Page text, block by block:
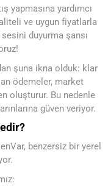
yapmasına yardımcı
ve uygun fiyatlarla
duyurma şansı
şuna ikna olduk: klar
ödemeler, market
oluşturur. Bu nedenle
güven veriyor.
benzersiz bir yerel